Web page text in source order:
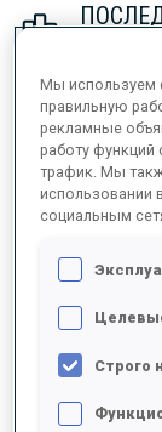
СЕЗОН СОРЕВ-Е
20/21 RL
20/21 SP
20/21
19/20 SP
Мы используем
правильную
рекламные
работу функций
трафик. Мы
использовании
социальным
Строго